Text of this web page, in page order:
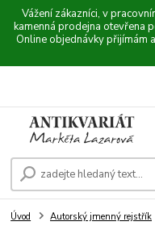
Vážení zákazníci, v
kamenná prodejna otevřena
Online objednávky přijímám
Úvod Autorský jmenný rejstřík